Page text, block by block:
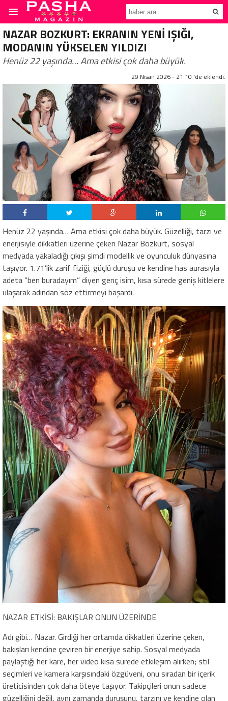
NAZAR BOZKURT: EKRANIN YENİ IŞIĞI,
MODANIN YÜKSELEN YILDIZI
Henüz 22 yaşında… Ama etkisi çok daha büyük.
29 Nisan 2026 - 21:10 'de eklendi.
Henüz 22 yaşında… Ama etkisi çok daha büyük. Güzelliği, tarzı ve
enerjisiyle dikkatleri üzerine çeken Nazar Bozkurt, sosyal
medyada yakaladığı çıkışı şimdi modellik ve oyunculuk dünyasına
taşıyor. 1.71’lik zarif fiziği, güçlü duruşu ve kendine has aurasıyla
adeta “ben buradayım” diyen genç isim, kısa sürede geniş kitlelere
ulaşarak adından söz ettirmeyi başardı.
NAZAR ETKİSİ: BAKIŞLAR ONUN ÜZERİNDE
Adı gibi… Nazar. Girdiği her ortamda dikkatleri üzerine çeken,
bakışları kendine çeviren bir enerjiye sahip. Sosyal medyada
paylaştığı her kare, her video kısa sürede etkileşim alırken; stil
seçimleri ve kamera karşısındaki özgüveni, onu sıradan bir içerik
üreticisinden çok daha öteye taşıyor. Takipçileri onun sadece
güzelliğini değil, aynı zamanda duruşunu, tarzını ve kendine olan